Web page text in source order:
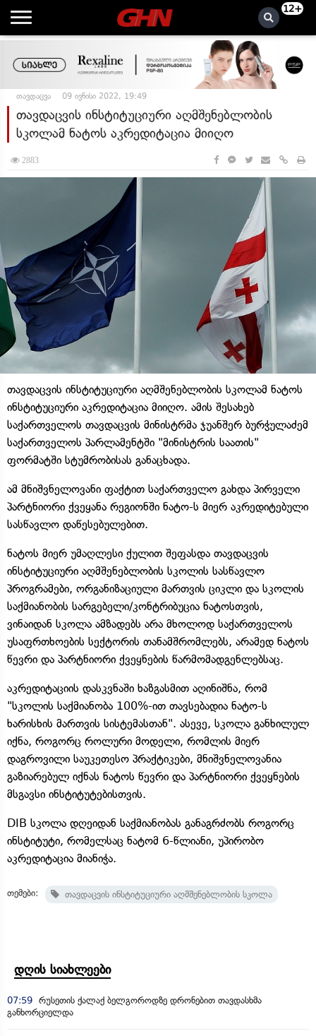
12+
თავდაცვა 09 ივნისი 2022, 19:49
თავდაცვის ინსტიტუციური აღმშენებლობის
სკოლამ ნატოს აკრედიტაცია მიიღო
2883
თავდაცვის ინსტიტუციური აღმშენებლობის სკოლამ ნატოს
ინსტიტუციური აკრედიტაცია მიიღო. ამის შესახებ
საქართველოს თავდაცვის მინისტრმა ჯუანშერ ბურჭულაძემ
საქართველოს პარლამენტში "მინისტრის საათის"
ფორმატში სტუმრობისას განაცხადა.
ამ მნიშვნელოვანი ფაქტით საქართველო გახდა პირველი
პარტნიორი ქვეყანა რეგიონში ნატო-ს მიერ აკრედიტებული
სასწავლო დაწესებულებით.
ნატოს მიერ უმაღლესი ქულით შეფასდა თავდაცვის
ინსტიტუციური აღმშენებლობის სკოლის სასწავლო
პროგრამები, ორგანიზაციული მართვის ციკლი და სკოლის
საქმიანობის სარგებელი/კონტრიბუცია ნატოსთვის,
ვინაიდან სკოლა ამზადებს არა მხოლოდ საქართველოს
უსაფრთხოების სექტორის თანამშრომლებს, არამედ ნატოს
წევრი და პარტნიორი ქვეყნების წარმომადგენლებსაც.
აკრედიტაციის დასკვნაში ხაზგასმით აღინიშნა, რომ
"სკოლის საქმიანობა 100%-ით თავსებადია ნატო-ს
ხარისხის მართვის სისტემასთან". ასევე, სკოლა განხილულ
იქნა, როგორც როლური მოდელი, რომლის მიერ
დაგროვილი საუკეთესო პრაქტიკები, მნიშვნელოვანია
გაზიარებულ იქნას ნატოს წევრი და პარტნიორი ქვეყნების
მსგავსი ინსტიტუტებისთვის.
DIB სკოლა დღეიდან საქმიანობას განაგრძობს როგორც
ინსტიტუტი, რომელსაც ნატომ 6-წლიანი, უპირობო
აკრედიტაცია მიანიჭა.
თემები: თავდაცვის ინსტიტუციური აღმშენებლობის სკოლა
დღის სიახლეები
07:59 რუსეთის ქალაქ ბელგოროდზე დრონებით თავდასხმა
განხორციელდა